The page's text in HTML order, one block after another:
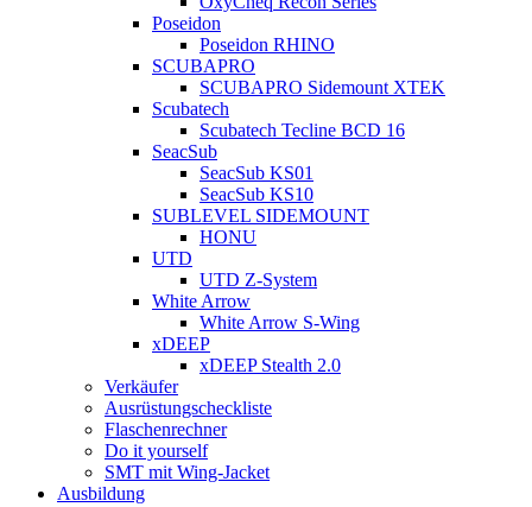
Poseidon
Poseidon RHINO
SCUBAPRO
SCUBAPRO Sidemount XTEK
Scubatech
Scubatech Tecline BCD 16
SeacSub
SeacSub KS01
SeacSub KS10
SUBLEVEL SIDEMOUNT
HONU
UTD
UTD Z-System
White Arrow
White Arrow S-Wing
xDEEP
xDEEP Stealth 2.0
Verkäufer
Ausrüstungscheckliste
Flaschenrechner
Do it yourself
SMT mit Wing-Jacket
Ausbildung